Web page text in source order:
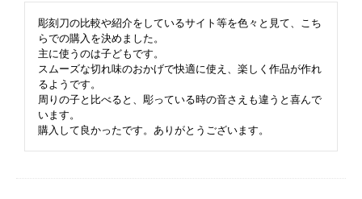
彫刻刀の比較や紹介をしているサイト等を色々と見て、こち
らでの購入を決めました。
主に使うのは子どもです。
スムーズな切れ味のおかげで快適に使え、楽しく作品が作れ
るようです。
周りの子と比べると、彫っている時の音さえも違うと喜んで
います。
購入して良かったです。ありがとうございます。